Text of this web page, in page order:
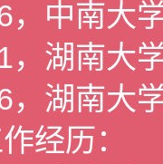
，中南大
，湖南大
，湖南大
经历：